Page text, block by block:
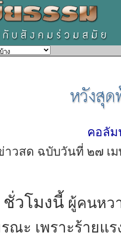
คอลั
าวสด ฉบับวันที่ ๒๗ เ
ชั่วโมงนี้ ผู้คนหว
ณะ เพราะร้ายแร